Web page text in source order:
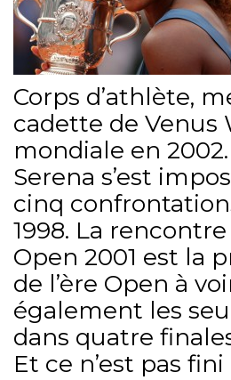
Corps d’athlète,
cadette de Venus
mondiale en 2002.
Serena s’est
cinq
1998. La
Open 2001 est la
de l’ère Open à
également les
dans quatre
Et ce n’est pas fini